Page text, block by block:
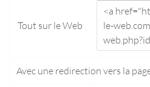
Tout sur le Web
Avec une redirection vers la